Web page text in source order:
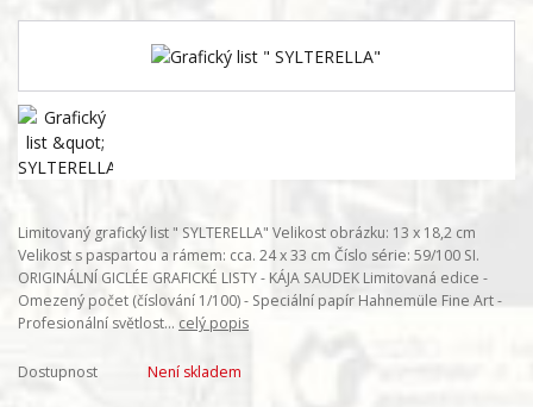
Limitovaný grafický list " SYLTERELLA" Velikost obrázku: 13 x 18,2 cm
Velikost s paspartou a rámem: cca. 24 x 33 cm Číslo série: 59/100 SI.
ORIGINÁLNÍ GICLÉE GRAFICKÉ LISTY - KÁJA SAUDEK Limitovaná edice -
Omezený počet (číslování 1/100) - Speciální papír Hahnemüle Fine Art -
Profesionální světlost... celý popis
Dostupnost Není skladem